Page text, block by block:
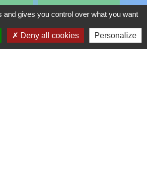
ESCALE, ESPACE
CULTUREL
and gives you control over what you want
Deny all cookies Personalize